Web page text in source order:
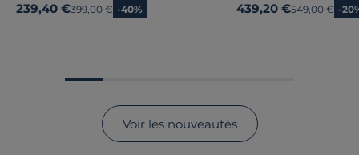
239,40 €Ancien prix
399,00 € -40%
439,20 €Ancien prix
549,00 € -
Voir les nouveautés